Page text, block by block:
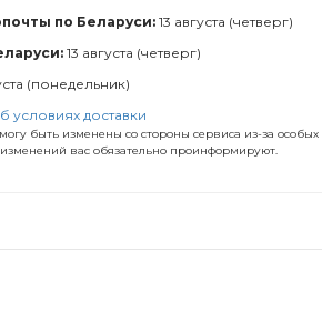
по Беларуси: 13 августа (четверг)
13 августа (четверг)
(понедельник)
условиях доставки
быть изменены со стороны сервиса из-за особых
изменений вас обязательно проинформируют.